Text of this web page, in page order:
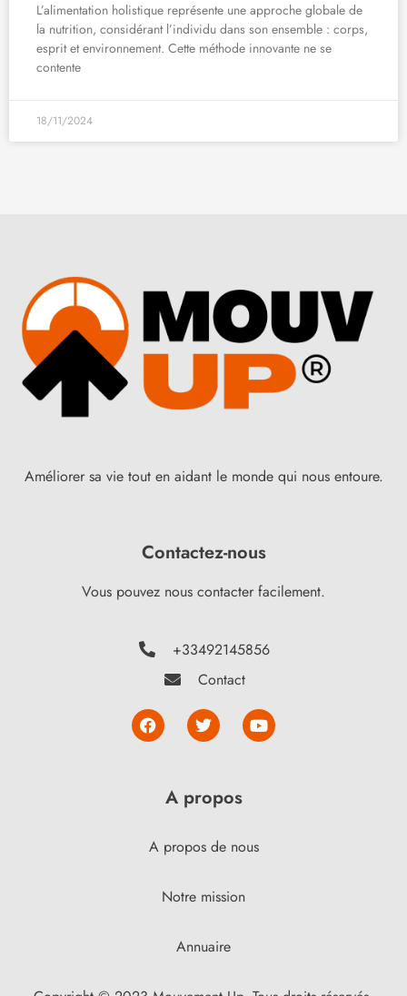
L’alimentation holistique représente une approche globale de
la nutrition, considérant l’individu dans son ensemble : corps,
esprit et environnement. Cette méthode innovante ne se
contente
18/11/2024
Améliorer sa vie tout en aidant le monde qui nous entoure.
Contactez-nous
Vous pouvez nous contacter facilement.
+33492145856
Contact
A propos
A propos de nous
Notre mission
Annuaire